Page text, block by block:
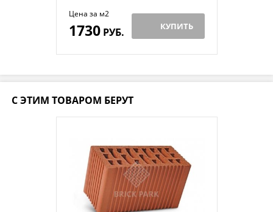
Цена за м2
1730РУБ. КУПИТЬ
С ЭТИМ ТОВАРОМ БЕРУТ